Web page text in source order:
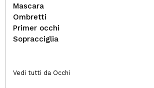
Mascara
Ombretti
Primer occhi
Sopracciglia
Vedi tutti da Occhi